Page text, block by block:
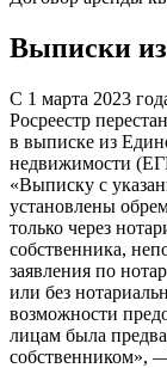
Выписки
С 1 марта 2023
Росреестр
в выписке из
недвижимости
«Выписку с
установлены
только через
собственника,
заявления по
или без
возможности
лицам была
собственником»,